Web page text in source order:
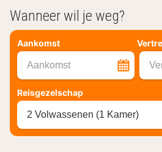
Wanneer wil je weg?
Aankomst
Aankomst
Reisgezelschap
2 Volwassenen (1 Kamer)